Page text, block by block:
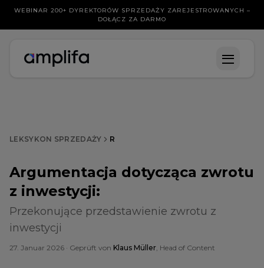
WEBINAR 200+ DYREKTORÓW SPRZEDAŻY ZAREJESTROWANYCH –
DOŁĄCZ ZA DARMO
LEKSYKON SPRZEDAŻY R
Argumentacja dotycząca zwrotu
z inwestycji:
Przekonujące przedstawienie zwrotu z
inwestycji
27. Januar 2026 · Geprüft von Klaus Müller, Head of Content